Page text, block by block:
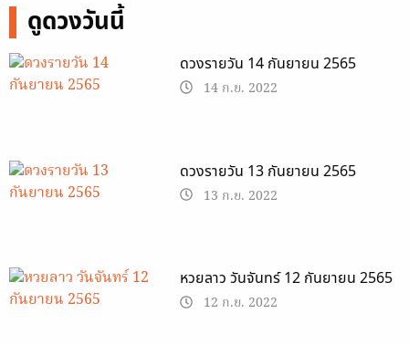
ดูดวงวันนี้
ดวงรายวัน 14 กันยายน 2565
14 ก.ย. 2022
ดวงรายวัน 13 กันยายน 2565
13 ก.ย. 2022
หวยลาว วันจันทร์ 12 กันยายน 2565
12 ก.ย. 2022